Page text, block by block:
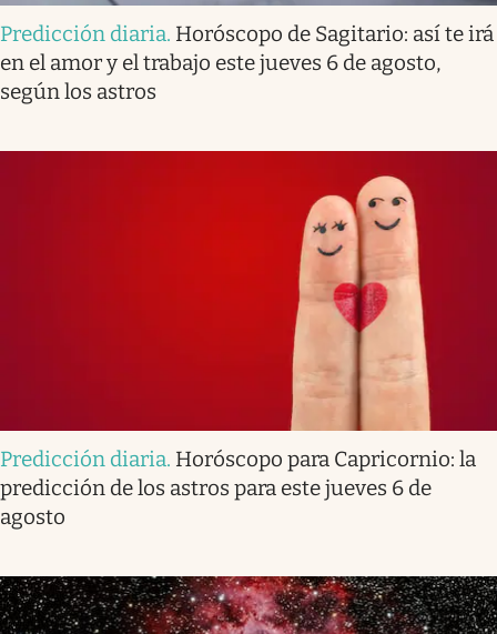
Predicción diaria. Horóscopo de Sagitario: así te irá
en el amor y el trabajo este jueves 6 de agosto,
según los astros
Predicción diaria. Horóscopo para Capricornio: la
predicción de los astros para este jueves 6 de
agosto